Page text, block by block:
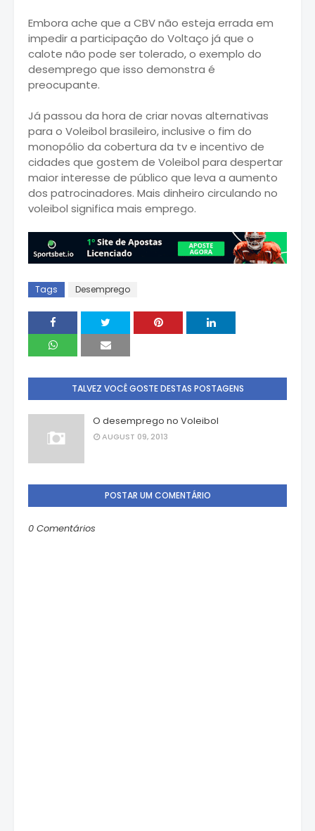
Embora ache que a CBV não esteja errada em
impedir a participação do Voltaço já que o
calote não pode ser tolerado, o exemplo do
desemprego que isso demonstra é
preocupante.
Já passou da hora de criar novas alternativas
para o Voleibol brasileiro, inclusive o fim do
monopólio da cobertura da tv e incentivo de
cidades que gostem de Voleibol para despertar
maior interesse de público que leva a aumento
dos patrocinadores. Mais dinheiro circulando no
voleibol significa mais emprego.
Tags Desemprego
TALVEZ VOCÊ GOSTE DESTAS POSTAGENS
O desemprego no Voleibol
AUGUST 09, 2013
POSTAR UM COMENTÁRIO
0 Comentários